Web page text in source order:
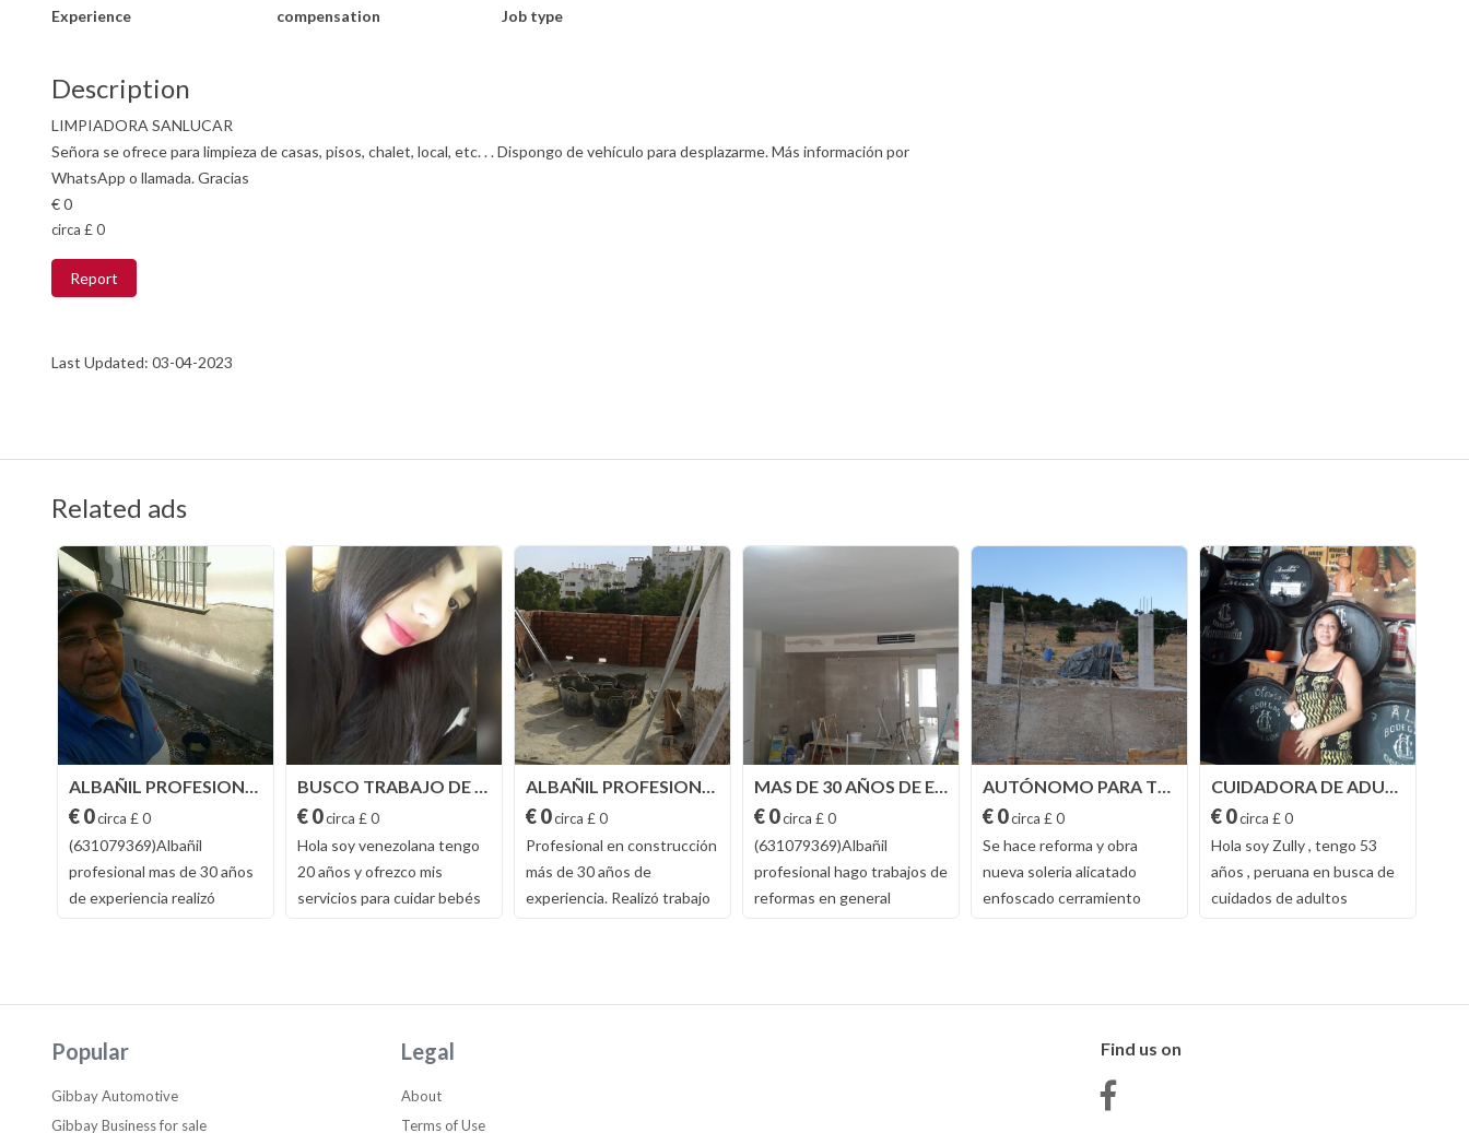
Experience compensation Job type
Description
LIMPIADORA SANLUCAR
Señora se ofrece para limpieza de casas, pisos, chalet, local, etc. . . Dispongo de vehículo para desplazarme. Más información por
WhatsApp o llamada. Gracias
€ 0
circa £ 0
Report
Last Updated: 03-04-2023
Related ads
ALBAÑIL PROFESIONAL30 AÑOS D EXPERIENCIA
€ 0circa £ 0
(631079369)Albañil
profesional mas de 30 años
de experiencia realizó
trabajos de construcción y
fotos de mis trabajos en
por watssap tengo cursó de
insolados. tabiques. muros
BUSCO TRABAJO DE NIÑERA
€ 0circa £ 0
Hola soy venezolana tengo
20 años y ofrezco mis
servicios para cuidar bebés
o niños, tengo una hija
ALBAÑIL PROFESIONAL. 631079369KIKO
€ 0circa £ 0
Profesional en construcción
más de 30 años de
experiencia. Realizó trabajo
de reformas en general
económicos. fotos de mis
MAS DE 30 AÑOS DE EXPERIENCIA DEMOSTRABL
€ 0circa £ 0
(631079369)Albañil
profesional hago trabajos de
reformas en general
alicatados insolados. lucir.
muros de bloque. pegó telas
AUTÓNOMO PARA TU REFORMA
€ 0circa £ 0
Se hace reforma y obra
nueva soleria alicatado
enfoscado cerramiento
tejados terraza limpia de
antigua y cortijo
CUIDADORA DE ADULTOS FINES DE SEMANA
€ 0circa £ 0
Hola soy Zully , tengo 53
años , peruana en busca de
cuidados de adultos
mayores o niños los fines de
familiares , solox favor
Popular
Gibbay Automotive
Gibbay Business for sale
Legal
About
Terms of Use
Find us on